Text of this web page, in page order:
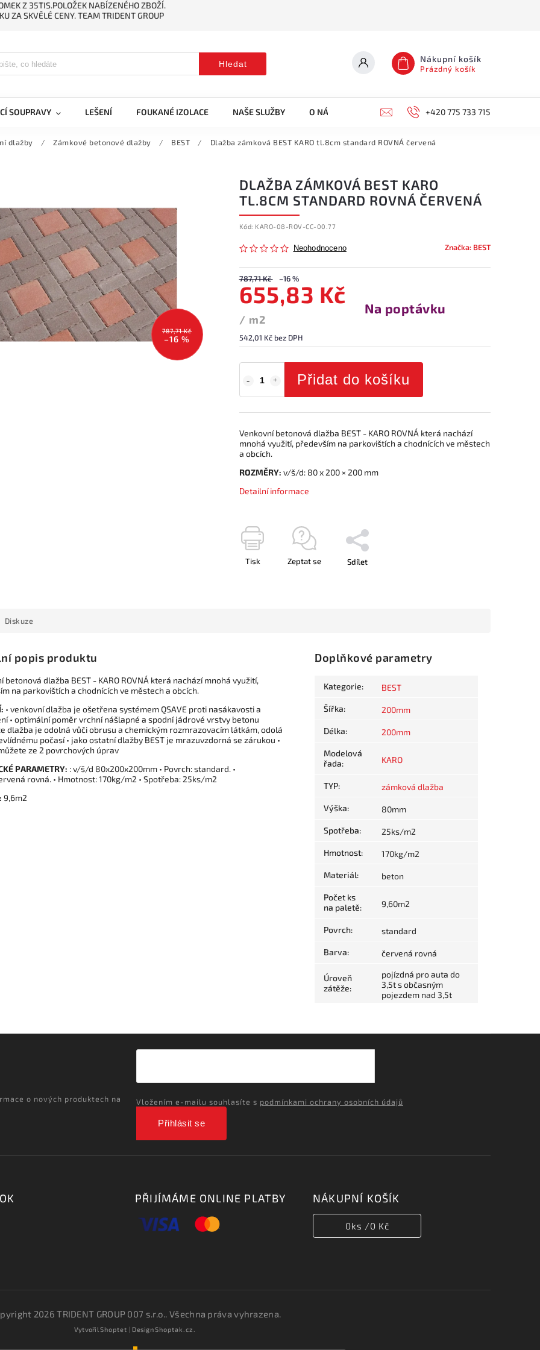
Z 35TIS.POLOŽEK NABÍZENÉHO ZBOŽÍ.
ZA SKVĚLÉ CENY. TEAM TRIDENT GROUP
Hledat Nákupní košík
Prázdný košík
SOUPRAVY LEŠENÍ FOUKANÉ IZOLACE NAŠE SLUŽBY O NÁS KONTAKTY +420 775 733 715
dlažby / Zámkové betonové dlažby / BEST / Dlažba zámková BEST KARO tl.8cm standard ROVNÁ červená
787,71 Kč
–16 %
DLAŽBA ZÁMKOVÁ BEST KARO
TL.8CM STANDARD ROVNÁ ČERVENÁ
Kód: KARO-08-ROV-CC-00.77
Neohodnoceno Značka: BEST
787,71 Kč –16 %
655,83 Kč
/ m2
542,01 Kč bez DPH
Na poptávku
Přidat do košíku
Venkovní betonová dlažba BEST - KARO ROVNÁ která nachází
mnohá využití, především na parkovištích a chodnících ve městech
a obcích.
ROZMĚRY: v/š/d: 80 x 200 × 200 mm
Detailní informace
Tisk Zeptat se Sdílet
Diskuze
popis produktu
betonová dlažba BEST - KARO ROVNÁ která nachází mnohá využití,
na parkovištích a chodnících ve městech a obcích.
• venkovní dlažba je ošetřena systémem QSAVE proti nasákavosti a
• optimální poměr vrchní nášlapné a spodní jádrové vrstvy betonu
dlažba je odolná vůči obrusu a chemickým rozmrazovacím látkám, odolá
počasí • jako ostatní dlažby BEST je mrazuvzdorná se zárukou •
ze 2 povrchových úprav
PARAMETRY: : v/š/d 80x200x200mm • Povrch: standard. •
rovná. • Hmotnost: 170kg/m2 • Spotřeba: 25ks/m2
9,6m2
Doplňkové parametry
Kategorie: BEST
Šířka: 200mm
Délka: 200mm
Modelová
řada: KARO
TYP: zámková dlažba
Výška: 80mm
Spotřeba: 25ks/m2
Hmotnost: 170kg/m2
Materiál: beton
Počet ks
na paletě: 9,60m2
Povrch: standard
Barva: červená rovná
Úroveň
zátěže:
pojízdná pro auta do
3,5t s občasným
pojezdem nad 3,5t
o nových produktech na
Vložením e-mailu souhlasíte s podmínkami ochrany osobních údajů
Přihlásit se
PŘIJÍMÁME ONLINE PLATBY NÁKUPNÍ KOŠÍK
0ks /0 Kč
2026TRIDENT GROUP 007 s.r.o.. Všechna práva vyhrazena.
VytvořilShoptet | DesignShoptak.cz.